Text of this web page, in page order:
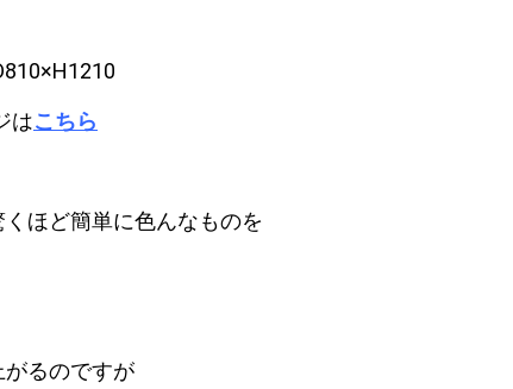
はこちら
ほど簡単に色んなものを
がるのですが